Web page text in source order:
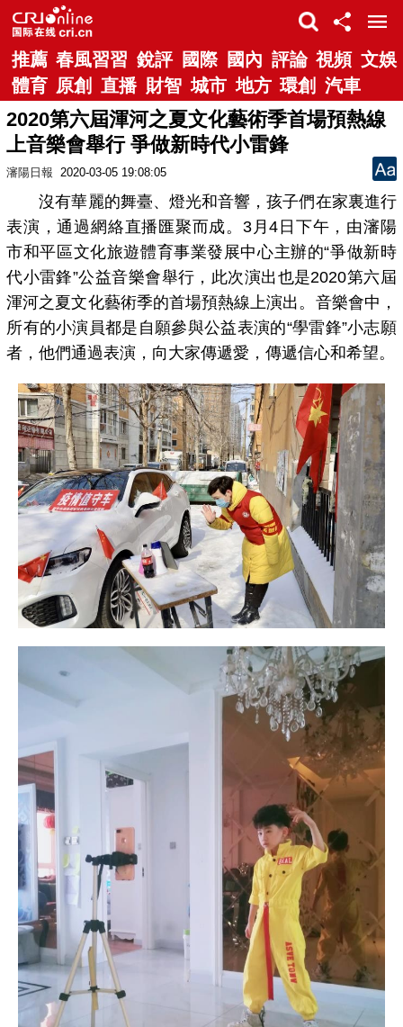
推薦 春風習習 銳評 國際 國內 評論 視頻 文娛
體育 原創 直播 財智 城市 地方 環創 汽車
2020第六屆渾河之夏文化藝術季首場預熱線
上音樂會舉行 爭做新時代小雷鋒
瀋陽日報 2020-03-05 19:08:05
沒有華麗的舞臺、燈光和音響，孩子們在家裏進行
表演，通過網絡直播匯聚而成。3月4日下午，由瀋陽
市和平區文化旅遊體育事業發展中心主辦的“爭做新時
代小雷鋒”公益音樂會舉行，此次演出也是2020第六屆
渾河之夏文化藝術季的首場預熱線上演出。音樂會中，
所有的小演員都是自願參與公益表演的“學雷鋒”小志願
者，他們通過表演，向大家傳遞愛，傳遞信心和希望。